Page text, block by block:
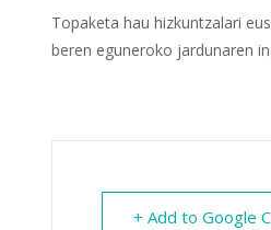
Topaketa hau hizkuntzalari
beren eguneroko jardunaren
+ Add to Google